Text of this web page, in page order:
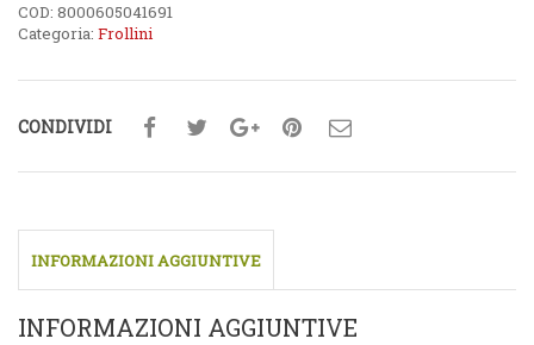
COD: 8000605041691
Categoria: Frollini
CONDIVIDI
INFORMAZIONI AGGIUNTIVE
INFORMAZIONI AGGIUNTIVE